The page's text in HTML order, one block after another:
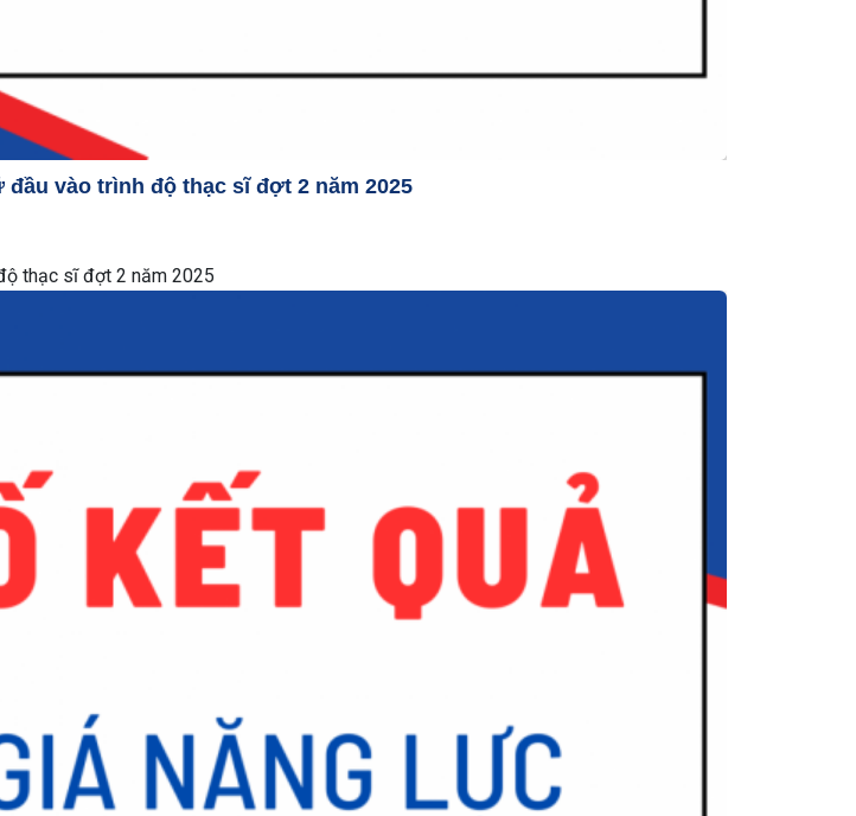
vào trình độ thạc sĩ đợt 2 năm 2025
thạc sĩ đợt 2 năm 2025